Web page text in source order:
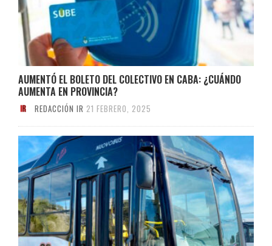
AUMENTÓ EL BOLETO DEL COLECTIVO EN CABA: ¿CUÁNDO
AUMENTA EN PROVINCIA?
REDACCIÓN IR 21 FEBRERO, 2025